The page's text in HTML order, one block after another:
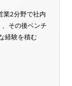
業2分野で社内
その後ベンチ
経験を積む